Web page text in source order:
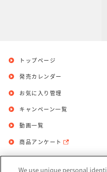
トップページ
発売カレンダー
お気に入り管理
キャンペーン一覧
動画一覧
商品アンケート
We use unique personal